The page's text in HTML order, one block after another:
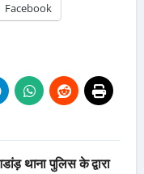
Facebook
थाना पुलिस के द्वारा